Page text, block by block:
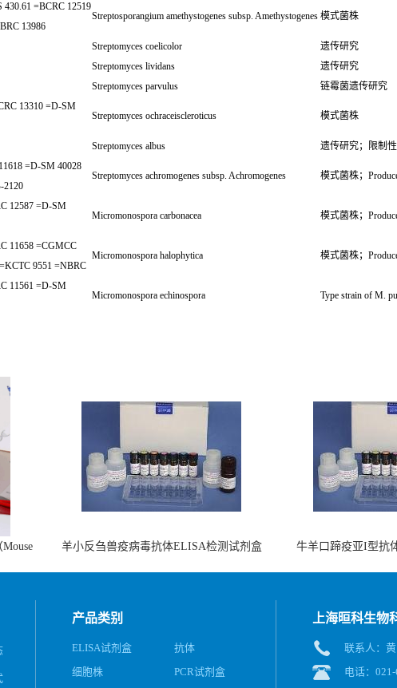
=BCRC 12519
13986
Streptosporangium amethystogenes subsp. Amethystogenes 模式菌株
Streptomyces coelicolor
遗传研究
Streptomyces lividans
遗传研究
Streptomyces parvulus
链霉菌遗传研究
13310 =D-SM
Streptomyces ochraceiscleroticus 模式菌株
Streptomyces albus
遗传研究；限制
=D-SM 40028
2120
Streptomyces achromogenes subsp. Achromogenes 模式菌株；
12587 =D-SM
Micromonospora carbonacea 模式菌株；
11658 =CGMCC
9551 =NBRC
Micromonospora halophytica 模式菌株；
11561 =D-SM
Micromonospora echinospora Type strain of M.
羊小反刍兽疫病毒抗体ELISA检测试剂盒
牛羊口蹄疫亚I型抗
产品类别
ELISA试剂盒
抗体
细胞株
PCR试剂盒
上海晅科生物
联系人：
电话：